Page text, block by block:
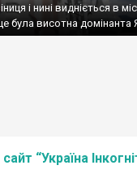
і нині видніється в
була висотна домінанта
“Україна